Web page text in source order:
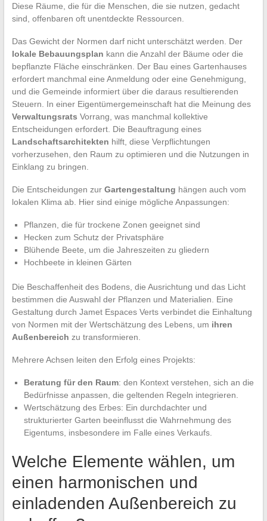
Diese Räume, die für die Menschen, die sie nutzen, gedacht
sind, offenbaren oft unentdeckte Ressourcen.
Das Gewicht der Normen darf nicht unterschätzt werden. Der
lokale Bebauungsplan kann die Anzahl der Bäume oder die
bepflanzte Fläche einschränken. Der Bau eines Gartenhauses
erfordert manchmal eine Anmeldung oder eine Genehmigung,
und die Gemeinde informiert über die daraus resultierenden
Steuern. In einer Eigentümergemeinschaft hat die Meinung des
Verwaltungsrats Vorrang, was manchmal kollektive
Entscheidungen erfordert. Die Beauftragung eines
Landschaftsarchitekten hilft, diese Verpflichtungen
vorherzusehen, den Raum zu optimieren und die Nutzungen in
Einklang zu bringen.
Die Entscheidungen zur Gartengestaltung hängen auch vom
lokalen Klima ab. Hier sind einige mögliche Anpassungen:
Pflanzen, die für trockene Zonen geeignet sind
Hecken zum Schutz der Privatsphäre
Blühende Beete, um die Jahreszeiten zu gliedern
Hochbeete in kleinen Gärten
Die Beschaffenheit des Bodens, die Ausrichtung und das Licht
bestimmen die Auswahl der Pflanzen und Materialien. Eine
Gestaltung durch Jamet Espaces Verts verbindet die Einhaltung
von Normen mit der Wertschätzung des Lebens, um ihren
Außenbereich zu transformieren.
Mehrere Achsen leiten den Erfolg eines Projekts:
Beratung für den Raum: den Kontext verstehen, sich an die
Bedürfnisse anpassen, die geltenden Regeln integrieren.
Wertschätzung des Erbes: Ein durchdachter und
strukturierter Garten beeinflusst die Wahrnehmung des
Eigentums, insbesondere im Falle eines Verkaufs.
Welche Elemente wählen, um
einen harmonischen und
einladenden Außenbereich zu